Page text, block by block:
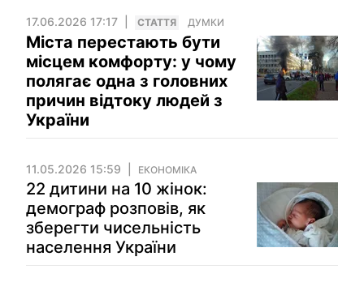
17.06.2026 17:17 СТАТТЯ ДУМКИ
Міста перестають бути
місцем комфорту: у чому
полягає одна з головних
причин відтоку людей з
України
11.05.2026 15:59 ЕКОНОМІКА
22 дитини на 10 жінок:
демограф розповів, як
зберегти чисельність
населення України